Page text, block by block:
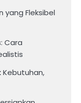
yang Fleksibel
Cara
Kebutuhan,